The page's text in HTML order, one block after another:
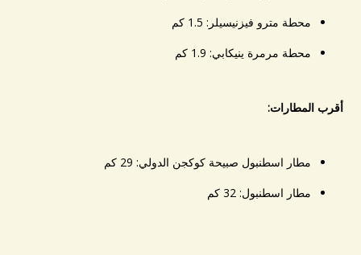
محطة مترو فيزنيسيلر: 1.5 كم
محطة مرمرة ينيكابي: 1.9 كم
أقرب المطارات:
مطار اسطنبول صبيحة كوكجن الدولي: 29 كم
مطار اسطنبول: 32 كم